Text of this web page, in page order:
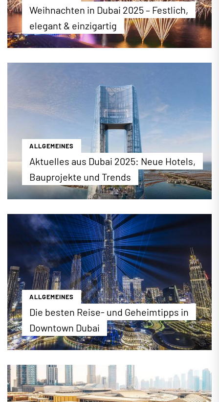
Weihnachten in Dubai 2025 – Festlich,
elegant & einzigartig
Weihnachten in Dubai: Im Jahr 2025 finden wieder
das Weihnachtsfest in der Metropole verbringen
können, erfahren Sie hier.
...mehr erfahren
ALLGEMEINES
Aktuelles aus Dubai 2025: Neue Hotels,
Bauprojekte und Trends
Was ist los in Dubai? Wir werfen einen Blick auf
Trends und Bauprojekte in der Metropole
...mehr erfahren
ALLGEMEINES
Die besten Reise- und Geheimtipps in
Downtown Dubai
"The Centre of Now"! Downtown Dubai verkörpert
Metropole Dubai so berühmt macht. Vom Burj
Khalifa bis zum Dubai Fountain: Bei einer
Entdeckungsreise durch das Viertel der